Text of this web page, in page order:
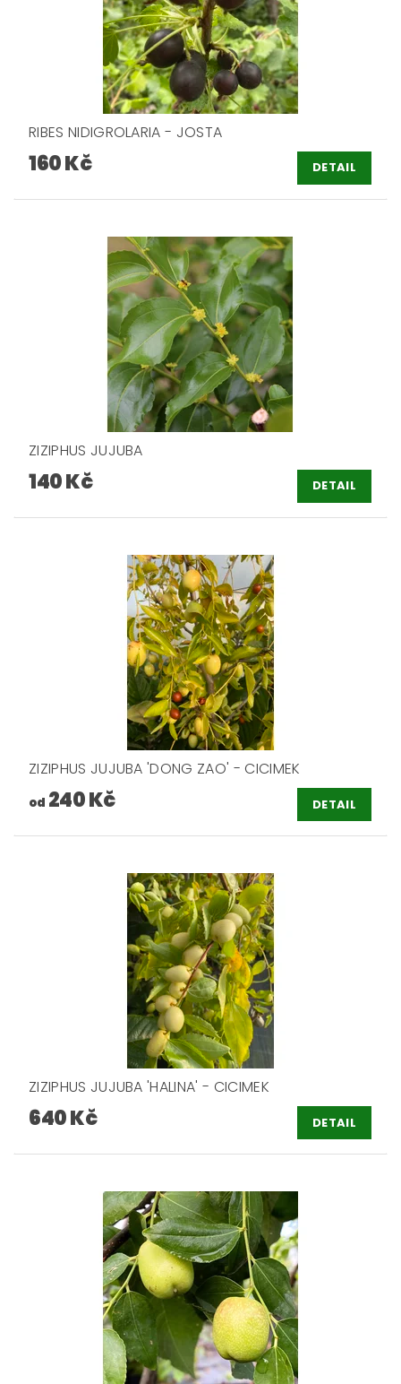
RIBES NIDIGROLARIA - JOSTA
160 Kč DETAIL
ZIZIPHUS JUJUBA
140 Kč DETAIL
ZIZIPHUS JUJUBA 'DONG ZAO' - CICIMEK
od 240 Kč DETAIL
ZIZIPHUS JUJUBA 'HALINA' - CICIMEK
640 Kč DETAIL